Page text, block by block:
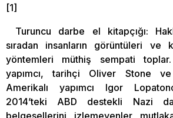
[1]
Turuncu darbe el kitapçığı:
sıradan insanların görüntüleri ve
yöntemleri müthiş sempati
yapımcı, tarihçi Oliver Stone
Amerikalı yapımcı Igor
2014’teki ABD destekli Nazi
belgesellerini izlemeyenler